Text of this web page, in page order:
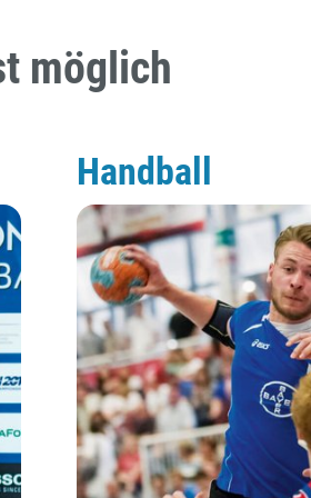
möglich
Handball